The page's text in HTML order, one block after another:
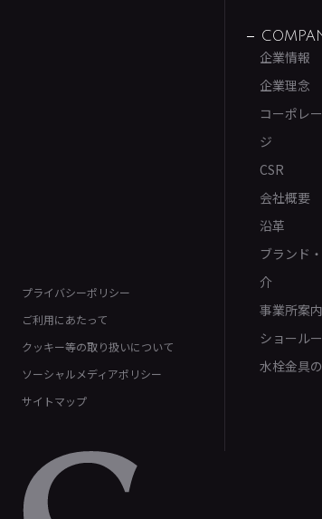
プライバシーポリシー
ご利用にあたって
クッキー等の取り扱いについて
ソーシャルメディアポリシー
サイトマップ
企業情報
企業理念
コーポレ
ジ
CSR
会社概要
沿革
ブランド
介
事業所案内
ショール
水栓金具